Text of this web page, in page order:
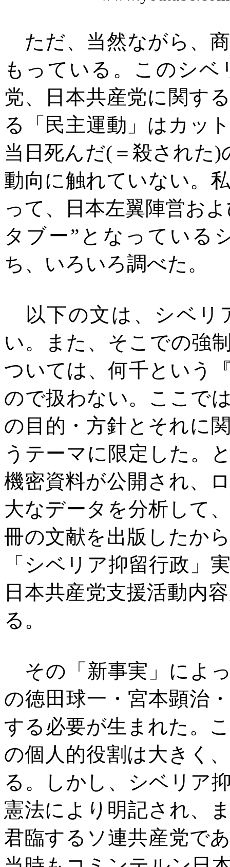
ただ、当然ながら、
もっている。このシ
党、日本共産党に関す
る「民主運動」はカッ
当日死んだ( ＝殺された)
動向に触れていない。
って、
日本左翼陣営お
タブー”となっている
ち、いろいろ調べた。
以下の文は、シベリ
い。また、そこでの強
ついては、何千という
ので扱わない。ここで
の目的・方針とそれに
うテーマに限定した。
機密資料が公開され、
大なデータを分析して
冊の文献を出版したか
「シベリア抑留行政」
日本共産党支援活動内
る。
その「新事実」によ
の徳田球一・宮本顕治
する必要が生まれた。
の個人的役割は大きく
る。しかし、シベリア
憲法により明記され、
君臨するソ連共産党で